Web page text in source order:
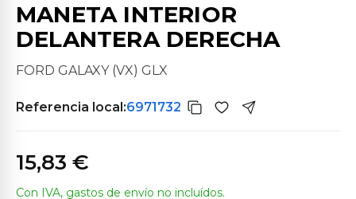
MANETA INTERIOR
DELANTERA DERECHA
FORD GALAXY (VX) GLX
Referencia local:6971732
15,83 €
Con IVA, gastos de envío no incluídos.